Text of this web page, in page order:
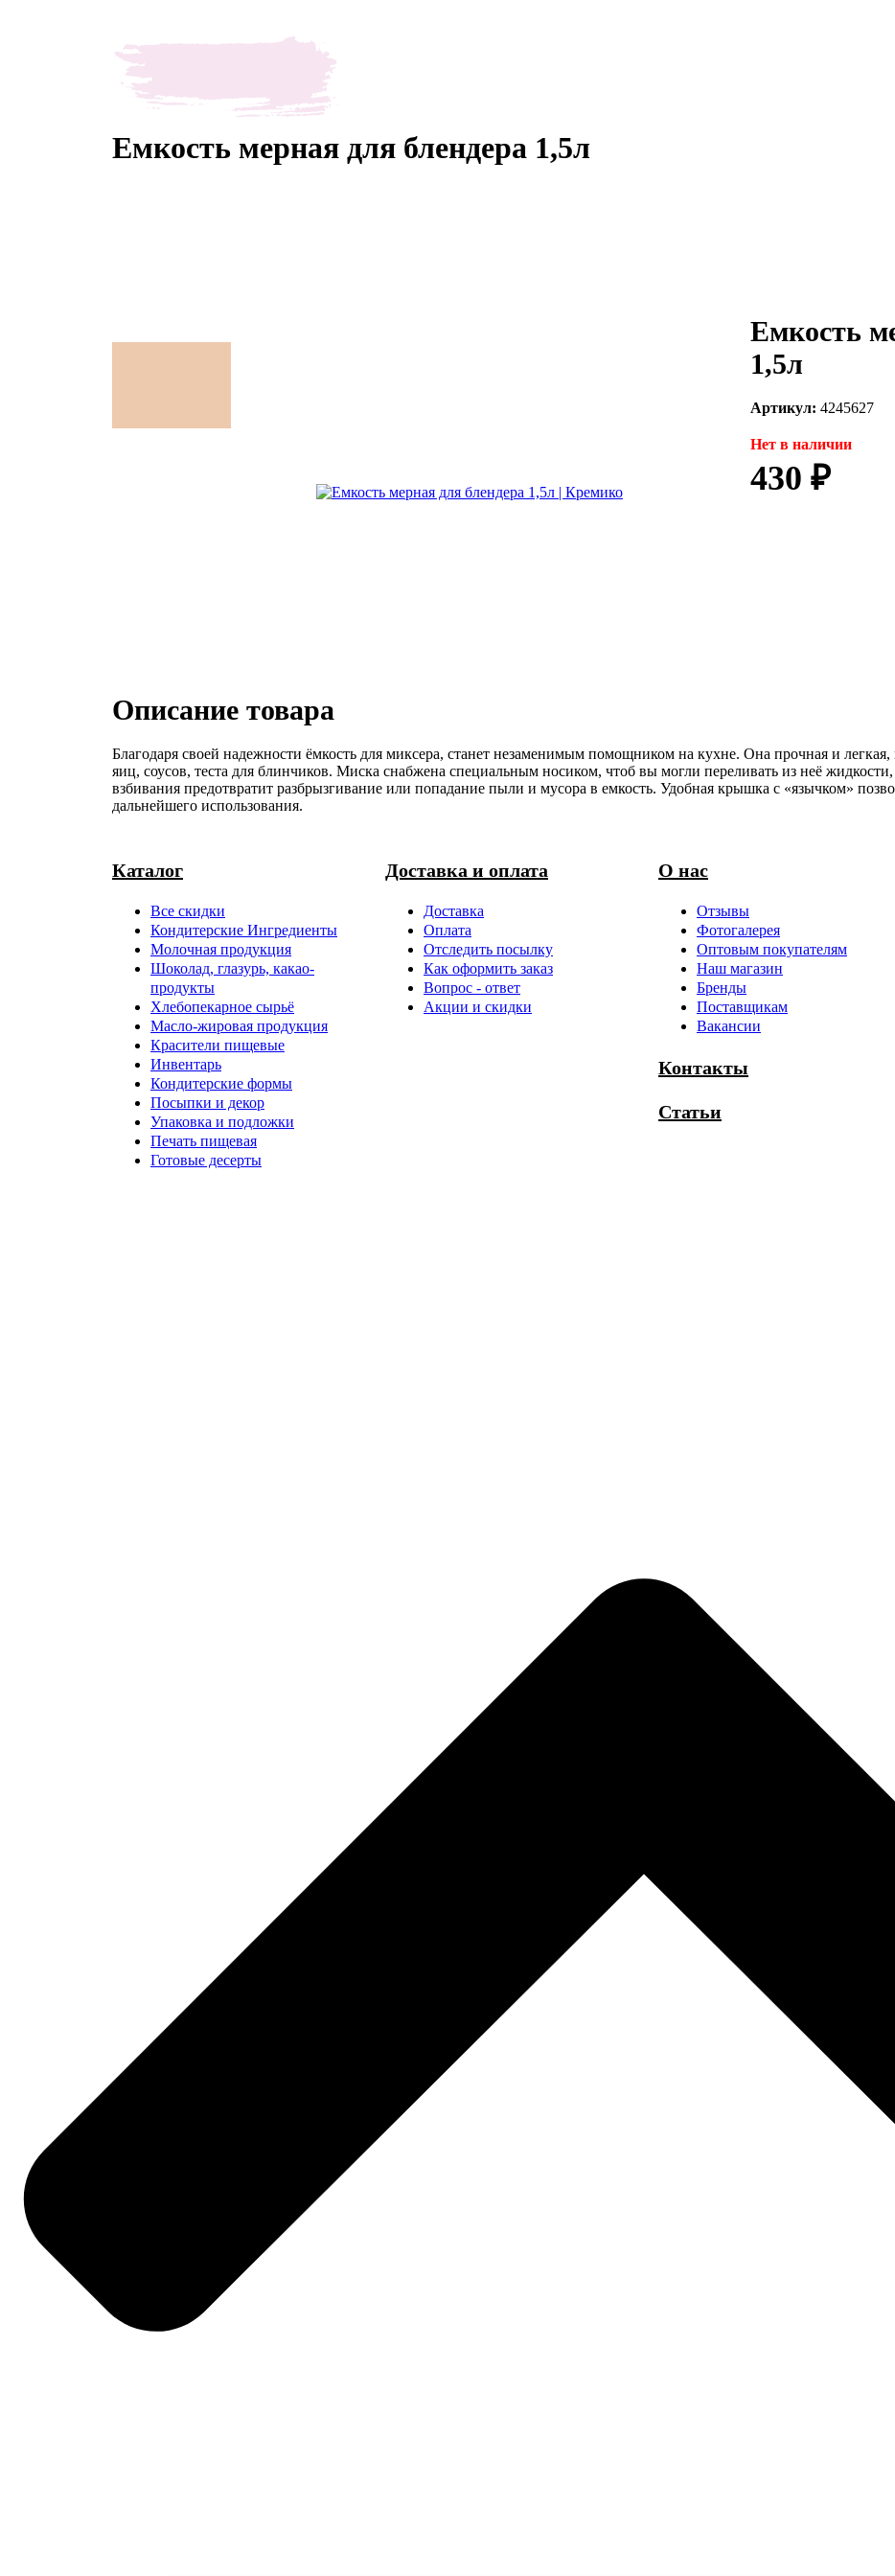
Емкость мерная для блендера 1,5л
Емкость
1,5л
Артикул: 4245627
Нет в наличии
430 ₽
Описание товара
Благодаря своей надежности ёмкость для миксера, станет незаменимым помощником на кухне. Она прочная и легкая,
яиц, соусов, теста для блинчиков. Миска снабжена специальным носиком, чтоб вы могли переливать из неё
взбивания предотвратит разбрызгивание или попадание пыли и мусора в емкость. Удобная крышка с «язычком»
дальнейшего использования.
Каталог
Все скидки
Кондитерские Ингредиенты
Молочная продукция
Шоколад, глазурь, какао-
продукты
Хлебопекарное сырьё
Масло-жировая продукция
Красители пищевые
Инвентарь
Кондитерские формы
Посыпки и декор
Упаковка и подложки
Печать пищевая
Готовые десерты
Доставка и оплата
Доставка
Оплата
Отследить посылку
Как оформить заказ
Вопрос - ответ
Акции и скидки
О нас
Отзывы
Фотогалерея
Оптовым покупателям
Наш магазин
Бренды
Поставщикам
Вакансии
Контакты
Статьи